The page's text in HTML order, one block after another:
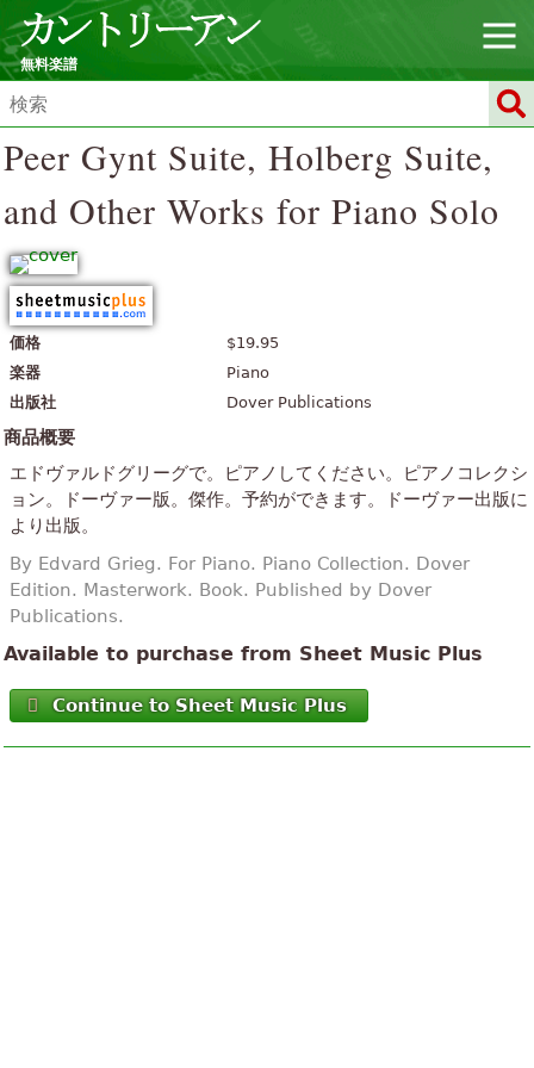
無料楽譜
Peer Gynt Suite, Holberg Suite,
and Other Works for Piano Solo
価格
$19.95
楽器
Piano
出版社
Dover Publications
商品概要
エドヴァルドグリーグで。ピアノしてください。ピアノコレクシ
ョン。ドーヴァー版。傑作。予約ができます。ドーヴァー出版に
より出版。
By Edvard Grieg. For Piano. Piano Collection. Dover
Edition. Masterwork. Book. Published by Dover
Publications.
Available to purchase from Sheet Music Plus
Continue to Sheet Music Plus